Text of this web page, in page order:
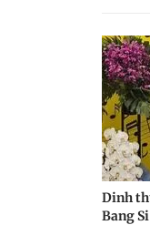
Dinh
Bang